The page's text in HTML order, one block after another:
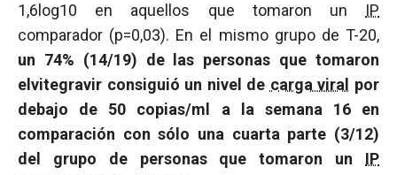
1,6log10 en aquellos que tomaron un IP
comparador (p=0,03). En el mismo grupo de T-20,
un 74% (14/19) de las personas que tomaron
elvitegravir consiguió un nivel de carga viral
por
debajo de 50 copias/ml a la semana 16 en
comparación con sólo una cuarta parte (3/12)
del grupo de personas que tomaron un IP